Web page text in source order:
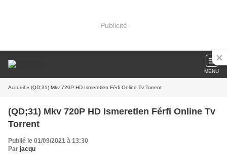
Publicité
MENU
Accueil » (QD;31) Mkv 720P HD Ismeretlen Férfi Online Tv Torrent
(QD;31) Mkv 720P HD Ismeretlen Férfi Online Tv
Torrent
Publié le 01/09/2021 à 13:30
Par jacqu